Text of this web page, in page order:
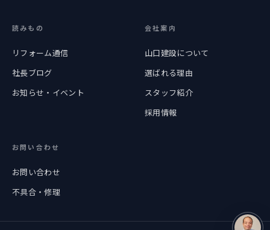
読みもの
リフォーム通信
社長ブログ
お知らせ・イベント
会社案内
山口建設について
選ばれる理由
スタッフ紹介
採用情報
お問い合わせ
お問い合わせ
不具合・修理